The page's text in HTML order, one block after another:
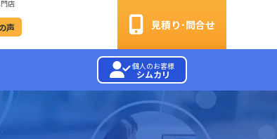
店
声 見積り･問合せ
個人のお客様
シムカリ